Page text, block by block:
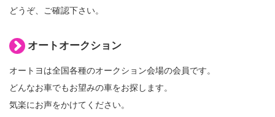
どうぞ、ご確認下さい。
オートオークション
オートヨは全国各種のオークション会場の会員です。
どんなお車でもお望みの車をお探します。
気楽にお声をかけてください。